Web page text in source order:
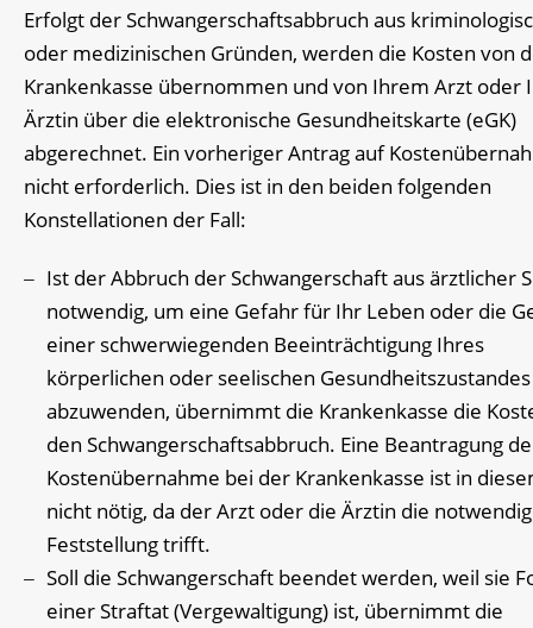
Erfolgt der Schwangerschaftsabbruch aus
oder medizinischen Gründen, werden die Kosten von
Krankenkasse übernommen und von Ihrem Arzt oder
Ärztin über die elektronische Gesundheitskarte (eGK)
abgerechnet. Ein vorheriger Antrag auf
nicht erforderlich. Dies ist in den beiden folgenden
Konstellationen der Fall:
Ist der Abbruch der Schwangerschaft aus ärztlicher
notwendig, um eine Gefahr für Ihr Leben oder die
einer schwerwiegenden Beeinträchtigung Ihres
körperlichen oder seelischen Gesundheitszustandes
abzuwenden, übernimmt die Krankenkasse die
den Schwangerschaftsabbruch. Eine Beantragung
Kostenübernahme bei der Krankenkasse ist in
nicht nötig, da der Arzt oder die Ärztin die
Feststellung trifft.
Soll die Schwangerschaft beendet werden, weil sie
einer Straftat (Vergewaltigung) ist, übernimmt die